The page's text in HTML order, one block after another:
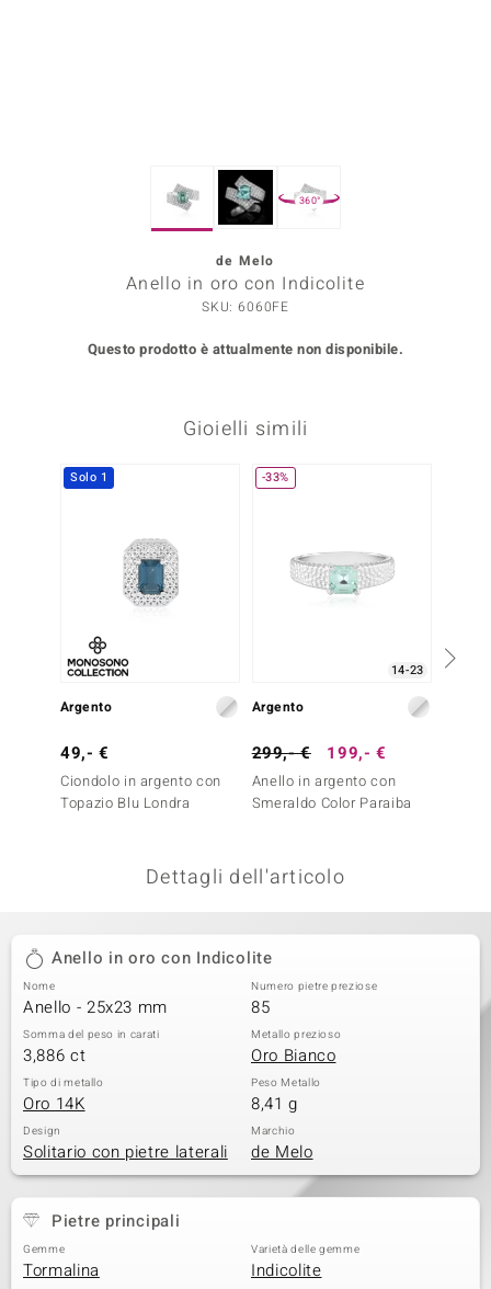
Collection
by de Melo
Classics
360°
de Melo
Anello in oro con Indicolite
SKU: 6060FE
Questo prodotto è attualmente non disponibile.
Gioielli simili
Solo 1
Argento
49,- €
Ciondolo in argento con
Topazio Blu Londra
-33%
14-23
Argento
299,- € 199,- €
Anello in argento con
Smeraldo Color Paraiba
Dettagli dell'articolo
Anello in oro con Indicolite
Nome
Anello - 25x23 mm
Numero pietre preziose
85
Somma del peso in carati
3,886 ct
Metallo prezioso
Oro Bianco
Tipo di metallo
Oro 14K
Peso Metallo
8,41 g
Design
Solitario con pietre laterali
Marchio
de Melo
Pietre principali
Gemme
Tormalina
Varietà delle gemme
Indicolite